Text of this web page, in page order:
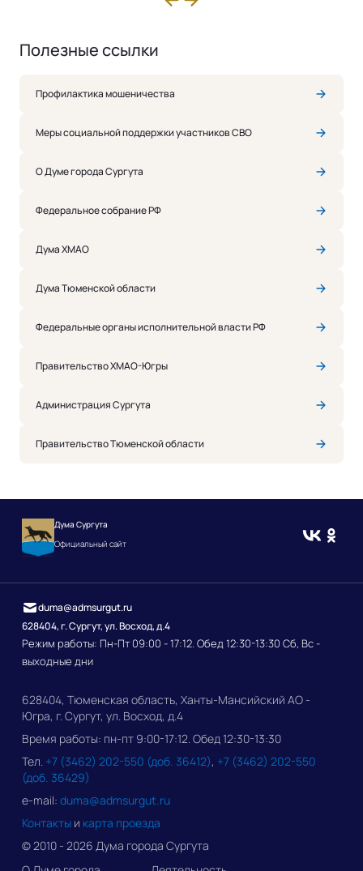
Полезные ссылки
Профилактика мошеничества
Меры социальной поддержки участников СВО
О Думе города Сургута
Федеральное собрание РФ
Дума ХМАО
Дума Тюменской области
Федеральные органы исполнительной власти РФ
Правительство ХМАО-Югры
Администрация Сургута
Правительство Тюменской области
Дума Сургута
Официальный сайт
628404, г. Сургут, ул. Восход, д.4
Режим работы: Пн-Пт 09:00 - 17:12. Обед 12:30-13:30 Сб, Вс -
выходные дни
duma@admsurgut.ru
628404, Тюменская область, Ханты-Мансийский АО -
Югра, г. Сургут, ул. Восход, д.4
Время работы: пн-пт 9:00-17:12. Обед 12:30-13:30
Тел. +7 (3462) 202-550 (доб. 36412), +7 (3462) 202-550
(доб. 36429)
e-mail: duma@admsurgut.ru
Контакты и карта проезда
© 2010 - 2026 Дума города Сургута